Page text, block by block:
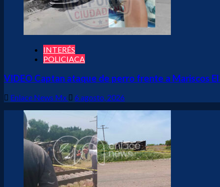
INTERÉS
POLICIACA
VIDEO Captan ataque de perro frente a Mariscos
Enlace News Mx 6 agosto, 2026